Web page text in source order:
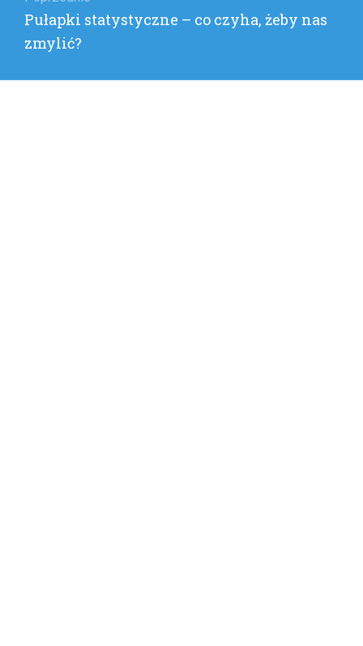
Poprzedni
wpis:
Pułapki statystyczne – co czyha, żeby nas
zmylić?